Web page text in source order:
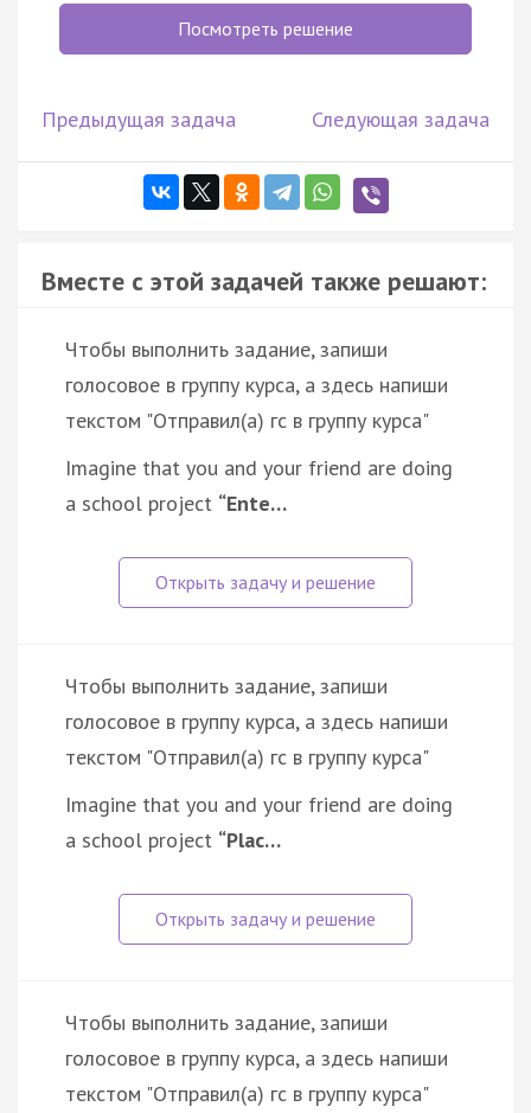
Посмотреть решение
Предыдущая задача Следующая задача
Вместе с этой задачей также решают:
Чтобы выполнить задание, запиши
голосовое в группу курса, а здесь напиши
текстом "Отправил(а) гс в группу курса"
Imagine that you and your friend are doing
a school project “Ente…
Чтобы выполнить задание, запиши
голосовое в группу курса, а здесь напиши
текстом "Отправил(а) гс в группу курса"
Imagine that you and your friend are doing
a school project “Plac…
Чтобы выполнить задание, запиши
голосовое в группу курса, а здесь напиши
текстом "Отправил(а) гс в группу курса"